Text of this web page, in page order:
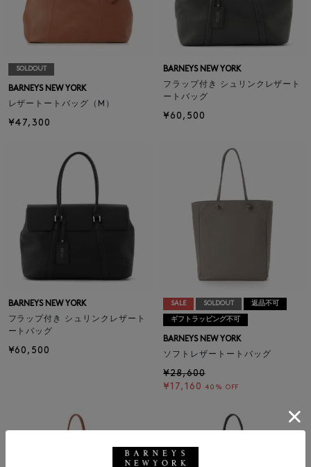
SOLDOUT
BARNEYS NEW YORK
レザートートバッグ（M）
¥47,300
BARNEYS NEW YORK
フラップ付き シュリンクレザート
ートバッグ
¥60,500
BARNEYS NEW YORK
フラップ付き シュリンクレザート
ートバッグ
¥60,500
SALE SOLDOUT 返品不可
ギフトラッピング不可
BARNEYS NEW YORK
ソフトレザートートバッグ
¥28,600
¥17,160 40% OFF